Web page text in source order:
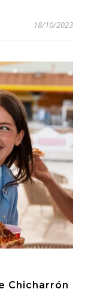
18/10/2023
Chicharrón